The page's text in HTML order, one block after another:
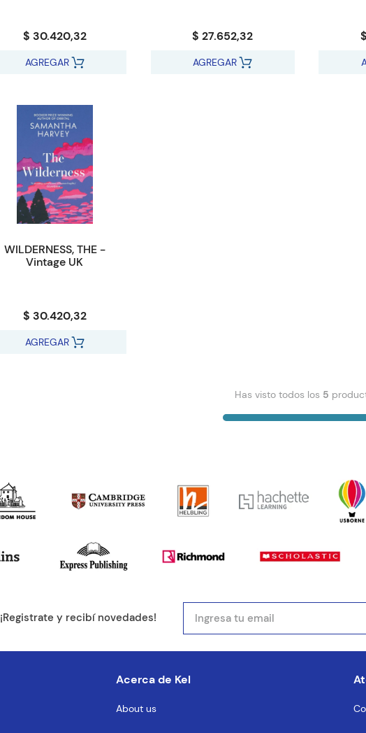
$ 30.420,32
AGREGAR
$ 27.652,32
AGREGAR
WILDERNESS, THE -
Vintage UK
$ 30.420,32
AGREGAR
Has visto todos los 5
¡Registrate y recibí novedades!
Acerca de Kel
About us